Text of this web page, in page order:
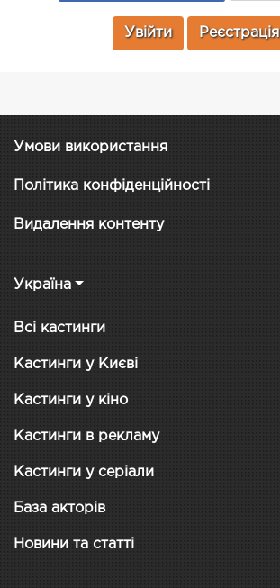
Увійти Реєстрація
Умови використання
Політика конфіденційності
Видалення контенту
Україна
Всі кастинги
Кастинги у Києві
Кастинги у кіно
Кастинги в рекламу
Кастинги у серіали
База акторів
Новини та статті